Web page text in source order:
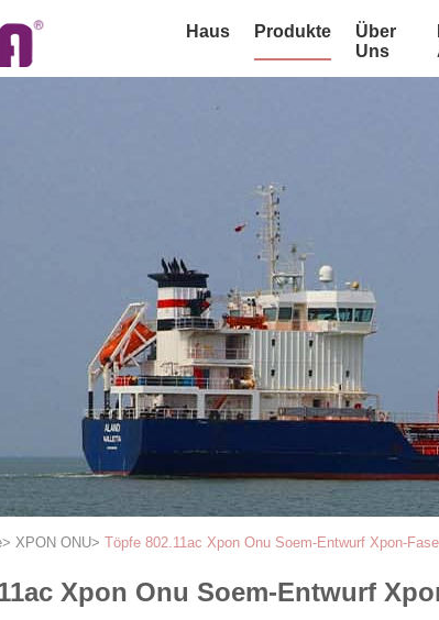
Haus Produkte
Über
Uns
> XPON ONU> Töpfe 802.11ac Xpon Onu Soem-Entwurf Xpon-
Xpon Onu Soem-Entwurf